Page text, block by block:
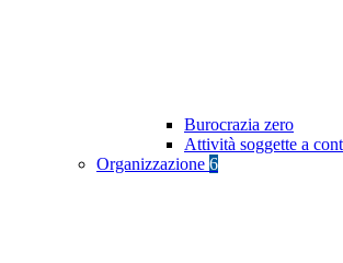
Burocrazia zero
Attività soggette a
Organizzazione 6